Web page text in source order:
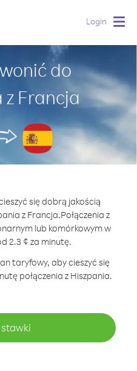
Login
do
z Francja
się dobrą jakością
z Francja.Połączenia z
lub komórkowym w
2.3 ¢ za minutę.
taryfowy, aby cieszyć się
połączenia z Hiszpania.